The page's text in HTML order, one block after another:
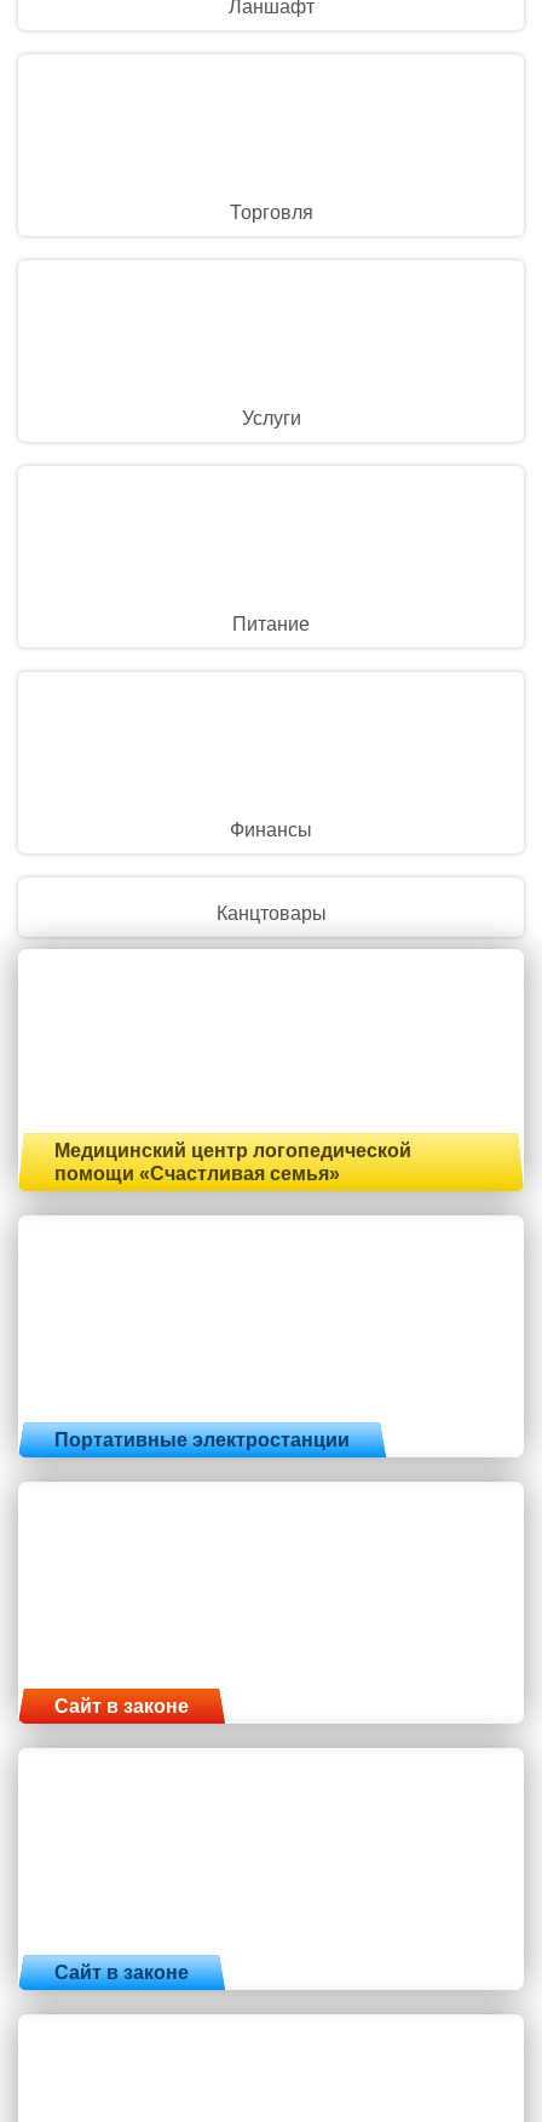
Ланшафт
Торговля
Услуги
Питание
Финансы
Канцтовары
Медицинский центр логопедической
помощи «Счастливая семья»
Портативные электростанции
Сайт в законе
Сайт в законе